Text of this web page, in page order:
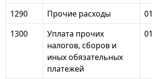
1290
Прочие расходы 01
1300
Уплата прочих
налогов, сборов и
иных обязательных
платежей
01